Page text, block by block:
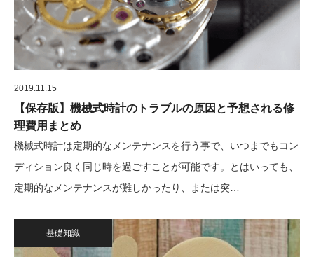
2019.11.15
【保存版】機械式時計のトラブルの原因と予想される修
理費用まとめ
機械式時計は定期的なメンテナンスを行う事で、いつまでもコン
ディション良く同じ時を過ごすことが可能です。とはいっても、
定期的なメンテナンスが難しかったり、または突…
基礎知識